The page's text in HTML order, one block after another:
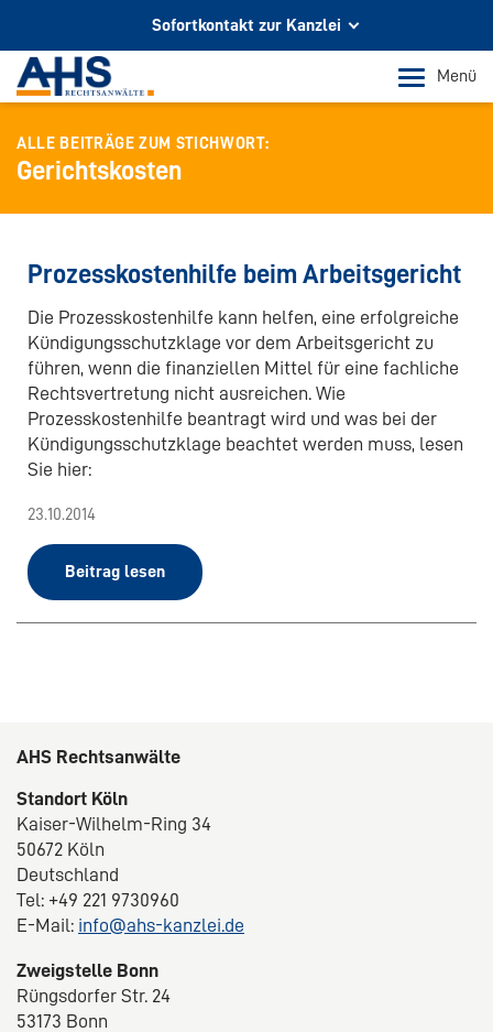
Sofortkontakt zur Kanzlei
Ihr Partner für Rechtsberatung
In Köln und Bonn
Telefon Köln
+49 221 973 096 0
info@ahs-kanzlei.de
Menü
ALLE BEITRÄGE ZUM STICHWORT:
Gerichtskosten
Prozesskostenhilfe beim Arbeitsgericht
Die Prozesskostenhilfe kann helfen, eine erfolgreiche
Kündigungsschutzklage vor dem Arbeitsgericht zu
führen, wenn die finanziellen Mittel für eine fachliche
Rechtsvertretung nicht ausreichen. Wie
Prozesskostenhilfe beantragt wird und was bei der
Kündigungsschutzklage beachtet werden muss, lesen
Sie hier:
23.10.2014
Beitrag lesen
AHS Rechtsanwälte
Standort Köln
Kaiser-Wilhelm-Ring 34
50672 Köln
Deutschland
Tel: +49 221 9730960
E-Mail: info@ahs-kanzlei.de
Zweigstelle Bonn
Rüngsdorfer Str. 24
53173 Bonn